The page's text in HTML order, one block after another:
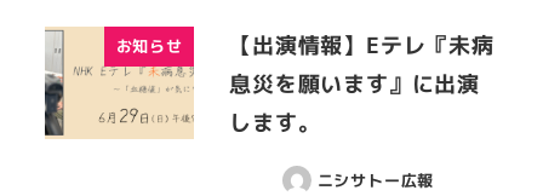
お知らせ
【出演情報】Eテレ『未病
息災を願います』に出演
します。
ニシサトー広報